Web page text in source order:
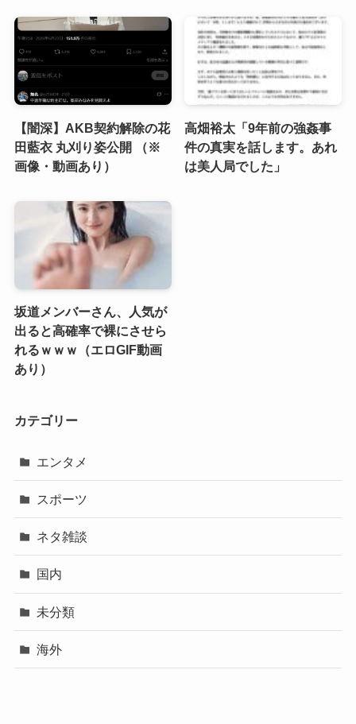
【闇深】AKB契約解除の花
田藍衣 丸刈り姿公開 （※
画像・動画あり）
高畑裕太「9年前の強姦事
件の真実を話します。あれ
は美人局でした」
坂道メンバーさん、人気が
出ると高確率で裸にさせら
れるｗｗｗ（エロGIF動画
あり）
カテゴリー
エンタメ
スポーツ
ネタ雑談
国内
未分類
海外